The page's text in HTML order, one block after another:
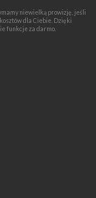
niewielką prowizję, jeśli
dla Ciebie. Dzięki
funkcje za darmo.